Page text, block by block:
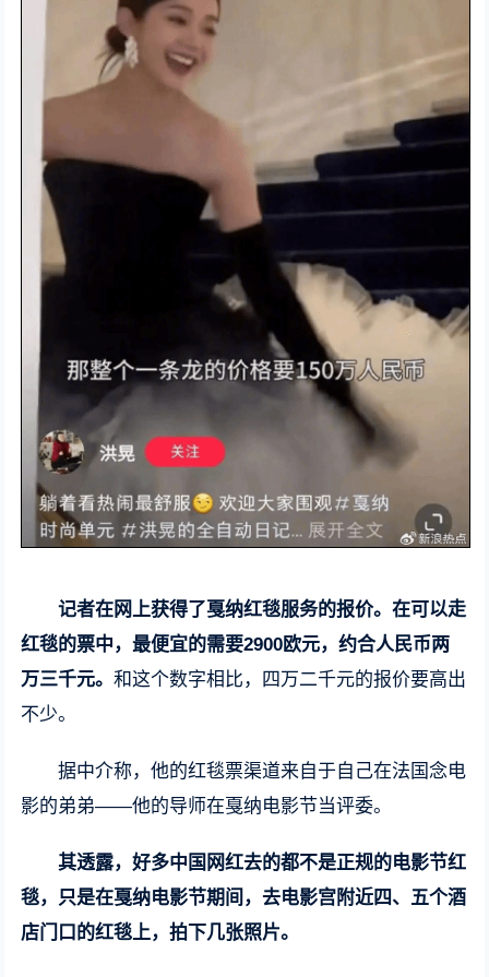
记者在网上获得了戛纳红毯服务的报价。在可以走
红毯的票中，最便宜的需要2900欧元，约合人民币两
万三千元。和这个数字相比，四万二千元的报价要高出
不少。
据中介称，他的红毯票渠道来自于自己在法国念电
影的弟弟——他的导师在戛纳电影节当评委。
其透露，好多中国网红去的都不是正规的电影节红
毯，只是在戛纳电影节期间，去电影宫附近四、五个酒
店门口的红毯上，拍下几张照片。